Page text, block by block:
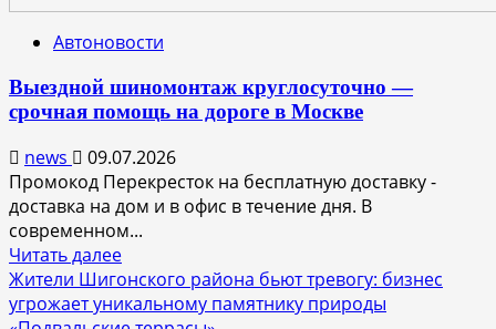
й
«ВТБ
Лука
трейл
и
байк»
Автоновости
Выездной шиномонтаж круглосуточно —
срочная помощь на дороге в Москве
news
09.07.2026
Промокод Перекресток на бесплатную доставку -
доставка на дом и в офис в течение дня. В
современном...
Читать далееПрочитать
больше
о
Жители Шигонского района бьют тревогу: бизнес
угрожает уникальному памятнику природы